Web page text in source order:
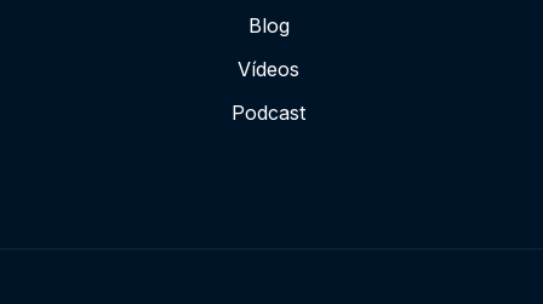
Blog
Vídeos
Podcast